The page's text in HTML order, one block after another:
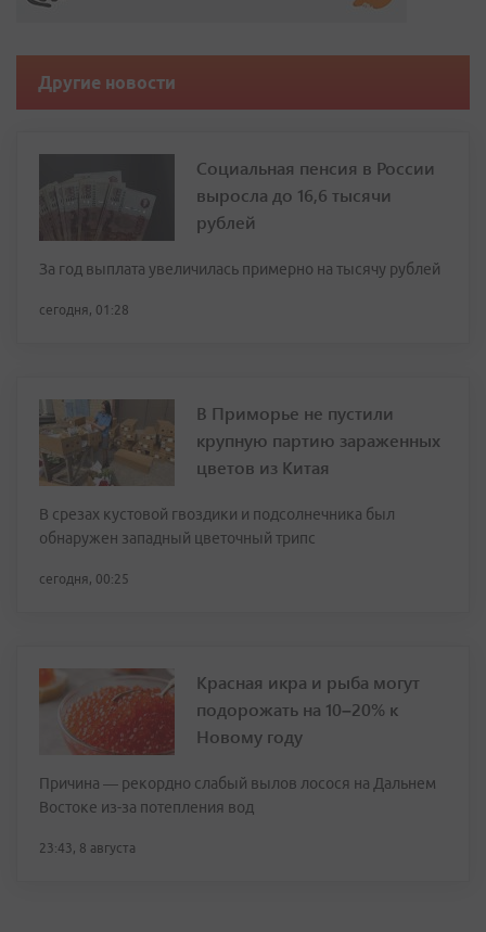
Другие новости
Социальная пенсия в России
выросла до 16,6 тысячи
рублей
За год выплата увеличилась примерно на тысячу рублей
сегодня, 01:28
В Приморье не пустили
крупную партию зараженных
цветов из Китая
В срезах кустовой гвоздики и подсолнечника был
обнаружен западный цветочный трипс
сегодня, 00:25
Красная икра и рыба могут
подорожать на 10–20% к
Новому году
Причина — рекордно слабый вылов лосося на Дальнем
Востоке из-за потепления вод
23:43, 8 августа